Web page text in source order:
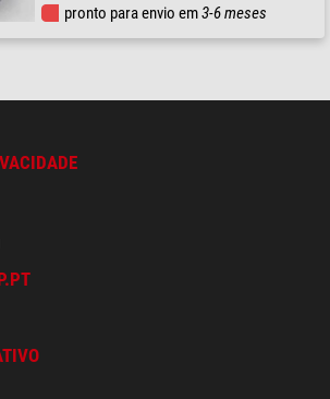
pronto para envio em3-6 meses